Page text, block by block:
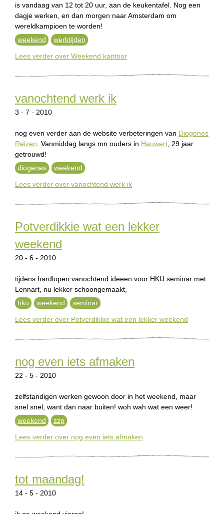
is vandaag van 12 tot 20 uur, aan de keukentafel. Nog een
dagje werken, en dan morgen naar Amsterdam om
wereldkampioen te worden!
weekend
werktijden
Lees verder over Weekend kantoor
vanochtend werk ik
3 - 7 - 2010
nog even verder aan de website verbeteringen van Diogenes
Reizen . Vanmiddag langs mn ouders in Hauwert , 29 jaar
getrouwd!
diogenes
weekend
Lees verder over vanochtend werk ik
Potverdikkie wat een lekker
weekend
20 - 6 - 2010
tijdens hardlopen vanochtend ideeen voor HKU seminar met
Lennart, nu lekker schoongemaakt,
hku
weekend seminar
Lees verder over Potverdikkie wat een lekker weekend
nog even iets afmaken
22 - 5 - 2010
zelfstandigen werken gewoon door in het weekend, maar
snel snel, want dan naar buiten! woh wah wat een weer!
weekend
zzp
Lees verder over nog even iets afmaken
tot maandag!
14 - 5 - 2010